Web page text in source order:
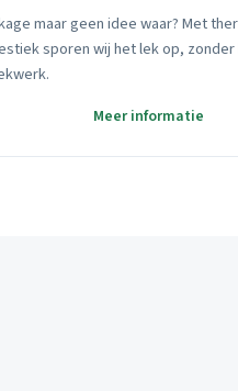
maar geen idee waar? Met
sporen wij het lek op, zonder
Meer informatie